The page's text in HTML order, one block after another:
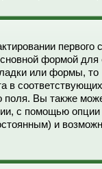
формой для
или формы,
в
поля. Вы также
с помощью
и